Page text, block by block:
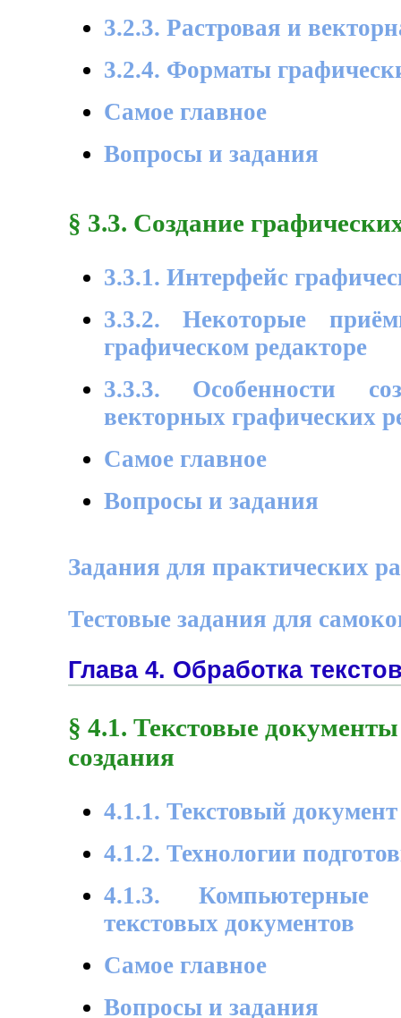
3.2.3. Растровая и
3.2.4. Форматы
Самое главное
Вопросы и задания
§ 3.3. Создание
3.3.1. Интерфейс
3.3.2. Некоторые
графическом редакторе
3.3.3. Особенности
векторных графических
Самое главное
Вопросы и задания
Задания для практических
Тестовые задания для
Глава 4. Обработка
§ 4.1. Текстовые
создания
4.1.1. Текстовый документ
4.1.2. Технологии
4.1.3. Компьютерные
текстовых документов
Самое главное
Вопросы и задания